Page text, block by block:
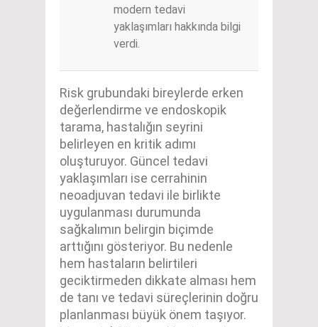
modern tedavi
yaklaşımları hakkında bilgi
verdi.
Risk grubundaki bireylerde erken
değerlendirme ve endoskopik
tarama, hastalığın seyrini
belirleyen en kritik adımı
oluşturuyor. Güncel tedavi
yaklaşımları ise cerrahinin
neoadjuvan tedavi ile birlikte
uygulanması durumunda
sağkalımın belirgin biçimde
arttığını gösteriyor. Bu nedenle
hem hastaların belirtileri
geciktirmeden dikkate alması hem
de tanı ve tedavi süreçlerinin doğru
planlanması büyük önem taşıyor.